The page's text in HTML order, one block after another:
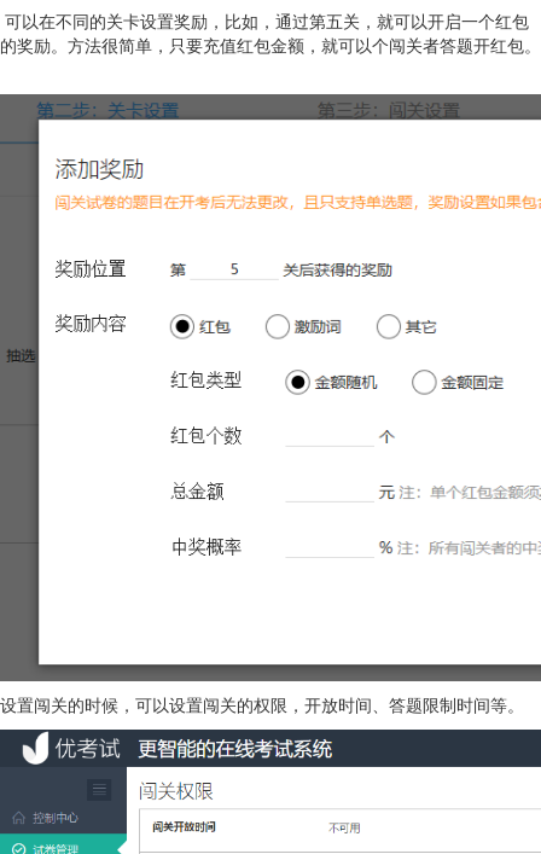
可以在不同的关卡设置奖励，比如，通过第五关，就可以开启一个红包
的奖励。方法很简单，只要充值红包金额，就可以个闯关者答题开红包。
设置闯关的时候，可以设置闯关的权限，开放时间、答题限制时间等。